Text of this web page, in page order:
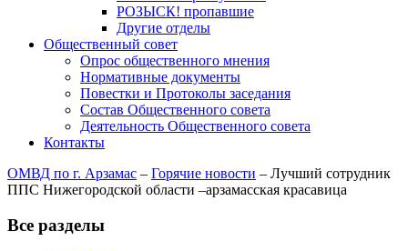
РОЗЫСК! пропавшие
Другие отделы
Общественный совет
Опрос общественного мнения
Нормативные документы
Повестки и Протоколы заседания
Состав Общественного совета
Деятельность Общественного совета
Контакты
ОМВД по г. Арзамас – Горячие новости – Лучший сотрудник
ППС Нижегородской области –арзамасская красавица
Все разделы